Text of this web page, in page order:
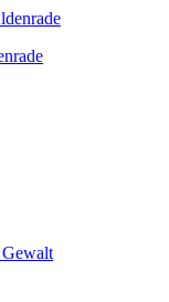
Gewalt